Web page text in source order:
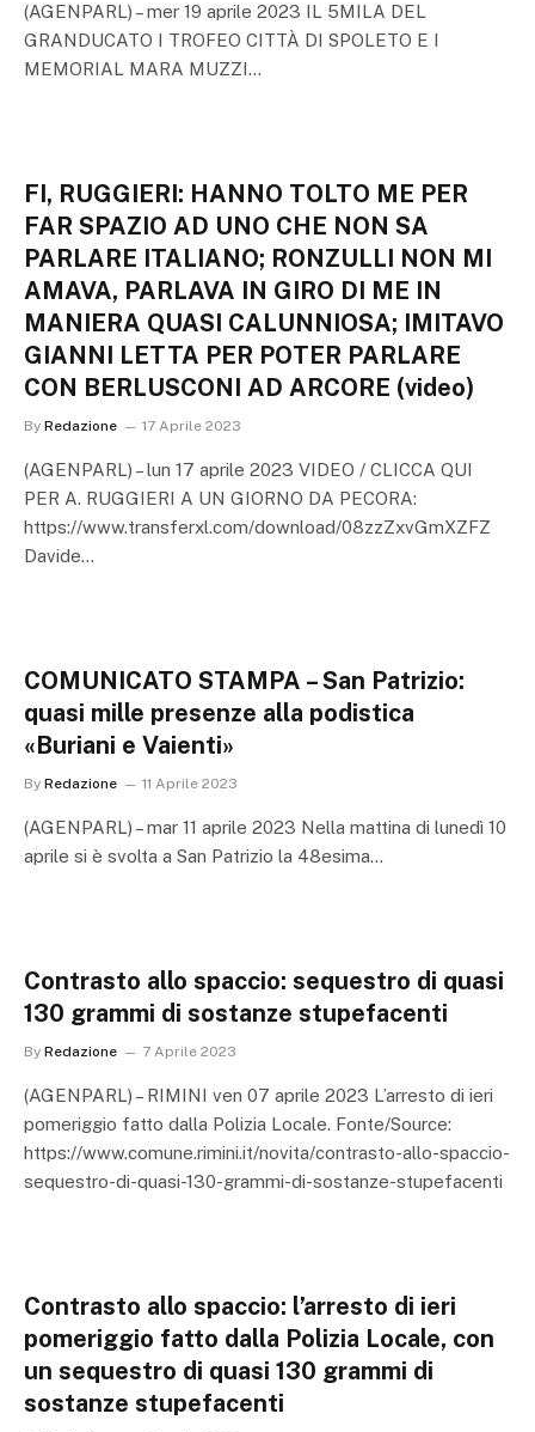
(AGENPARL) – mer 19 aprile 2023 IL 5MILA DEL
GRANDUCATO I TROFEO CITTÀ DI SPOLETO E I
MEMORIAL MARA MUZZI…
FI, RUGGIERI: HANNO TOLTO ME PER
FAR SPAZIO AD UNO CHE NON SA
PARLARE ITALIANO; RONZULLI NON MI
AMAVA, PARLAVA IN GIRO DI ME IN
MANIERA QUASI CALUNNIOSA; IMITAVO
GIANNI LETTA PER POTER PARLARE
CON BERLUSCONI AD ARCORE (video)
By Redazione 17 Aprile 2023
(AGENPARL) – lun 17 aprile 2023 VIDEO / CLICCA QUI
PER A. RUGGIERI A UN GIORNO DA PECORA:
https://www.transferxl.com/download/08zzZxvGmXZFZ
Davide…
COMUNICATO STAMPA – San Patrizio:
quasi mille presenze alla podistica
«Buriani e Vaienti»
By Redazione 11 Aprile 2023
(AGENPARL) – mar 11 aprile 2023 Nella mattina di lunedì 10
aprile si è svolta a San Patrizio la 48esima…
Contrasto allo spaccio: sequestro di quasi
130 grammi di sostanze stupefacenti
By Redazione 7 Aprile 2023
(AGENPARL) – RIMINI ven 07 aprile 2023 L’arresto di ieri
pomeriggio fatto dalla Polizia Locale. Fonte/Source:
https://www.comune.rimini.it/novita/contrasto-allo-spaccio-
sequestro-di-quasi-130-grammi-di-sostanze-stupefacenti
Contrasto allo spaccio: l’arresto di ieri
pomeriggio fatto dalla Polizia Locale, con
un sequestro di quasi 130 grammi di
sostanze stupefacenti